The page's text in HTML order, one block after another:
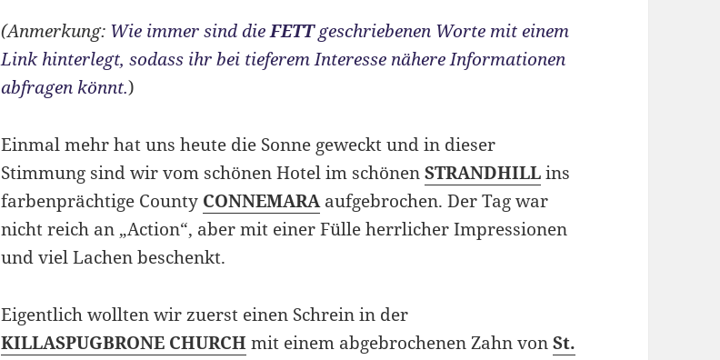
(Anmerkung: Wie immer sind dieFETTgeschriebenen Worte mit einem
Link hinterlegt, sodass ihr bei tieferem Interesse nähere Informationen
abfragen könnt.)
Einmal mehr hat uns heute die Sonne geweckt und in dieser
Stimmung sind wir vom schönen Hotel im schönenSTRANDHILL ins
farbenprächtige County CONNEMARA aufgebrochen. Der Tag war
nicht reich an „Action“, aber mit einer Fülle herrlicher Impressionen
und viel Lachen beschenkt.
Eigentlich wollten wir zuerst einen Schrein in der
KILLASPUGBRONE CHURCH mit einem abgebrochenen Zahn vonSt.